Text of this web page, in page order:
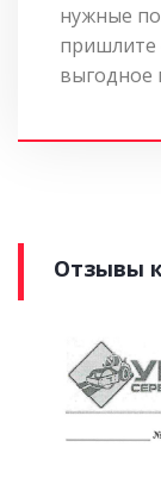
нужные
пришлите
выгодное
Отзывы